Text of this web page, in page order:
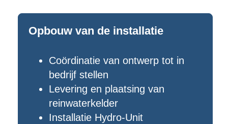
Opbouw van de installatie
Coördinatie van ontwerp tot in
bedrijf stellen
Levering en plaatsing van
reinwaterkelder
Installatie Hydro-Unit